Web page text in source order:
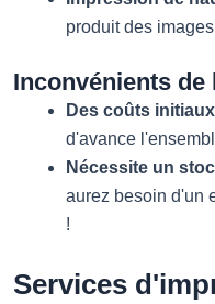
produit des
Inconvénients
Des coûts
d'avance
Nécessite un
aurez besoin d'un
!
Services